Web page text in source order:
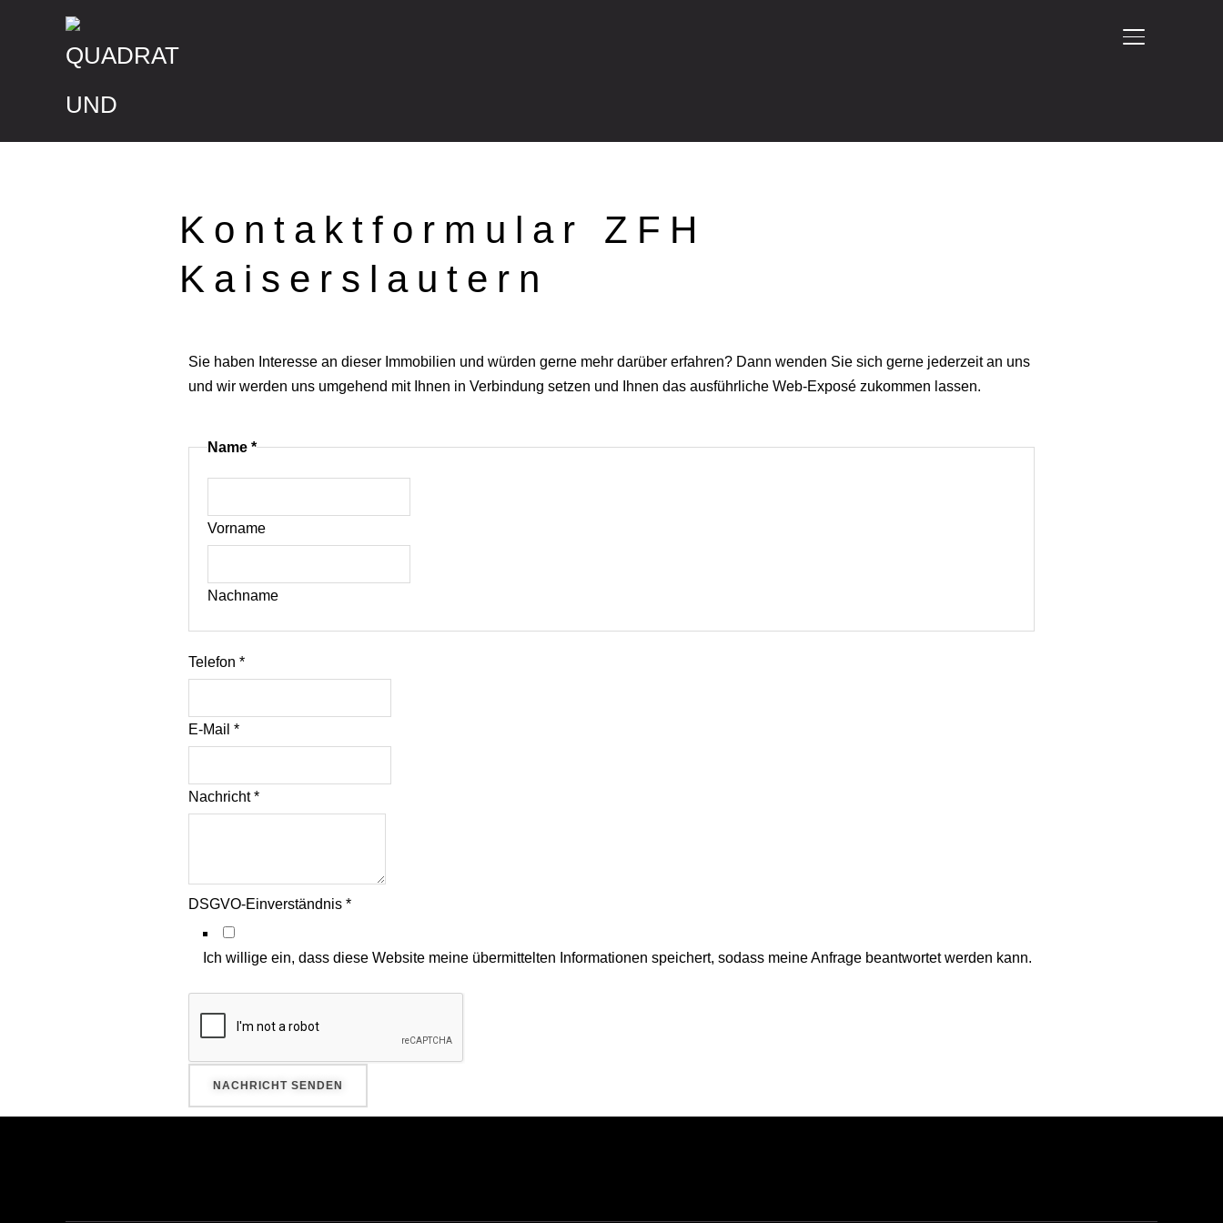
Kontaktformular ZFH
Kaiserslautern
Sie haben Interesse an dieser Immobilien und würden gerne mehr darüber erfahren? Dann wenden Sie sich gerne jederzeit an uns
und wir werden uns umgehend mit Ihnen in Verbindung setzen und Ihnen das ausführliche Web-Exposé zukommen lassen.
Name *
Vorname
Nachname
Telefon *
E-Mail *
Nachricht*
DSGVO-Einverständnis *
Ich willige ein, dass diese Website meine übermittelten Informationen speichert, sodass meine Anfrage beantwortet werden kann.
NACHRICHT SENDEN